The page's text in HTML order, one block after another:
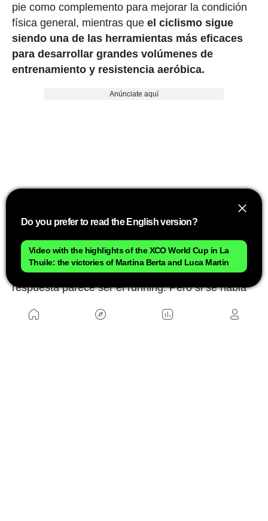
pie como complemento para mejorar la condición
física general, mientras que el ciclismo sigue
siendo una de las herramientas más eficaces
para desarrollar grandes volúmenes de
entrenamiento y resistencia aeróbica.
Anúnciate aquí
En otras palabras, si la pregunta es qué deporte
hace trabajar más al corazón minuto a minuto, la
respuesta parece ser el running. Pero si se habla
completamente abierta.
Do you prefer to read the English version?
Video with the highlights of the XCO World Cup in La
Thuile: the victories of Martina Berta and Luca Martin